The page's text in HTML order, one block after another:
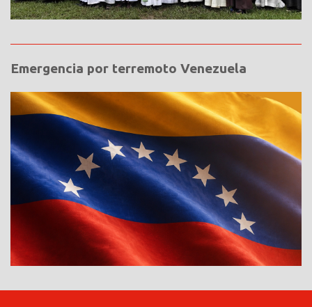
Emergencia por terremoto Venezuela